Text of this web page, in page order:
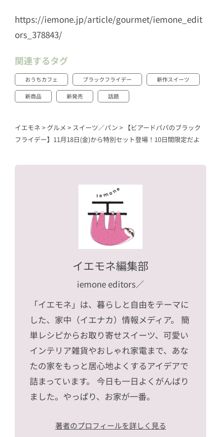
https://iemone.jp/article/gourmet/iemone_edit
ors_378843/
関連するタグ
おうちカフェ ブラックフライデー 新作スイーツ
新商品 新発売 話題
イエモネ > グルメ > スイーツ／パン > 【ビアードパパのブラック
フライデー】11月18日(金)から特別セット登場！10日間限定だよ
イエモネ編集部
iemone editors／
「イエモネ」は、暮らしと自由をテーマに
した、家中（イエナカ）情報メディア。 簡
単レシピからお取り寄せスイーツ、可愛い
インテリア雑貨やおしゃれ家電まで、あな
たの家をもっと居心地よくするアイデアで
詰まっています。 今日も一日よくがんばり
ました。やっぱり、お家が一番。
著者のプロフィールを詳しく見る